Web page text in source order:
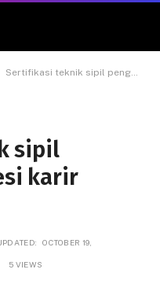
Sertifikasi teknik sipil pengakuan profesi karir gemilang
sipil
karir
OCTOBER 19,
5 VIEWS